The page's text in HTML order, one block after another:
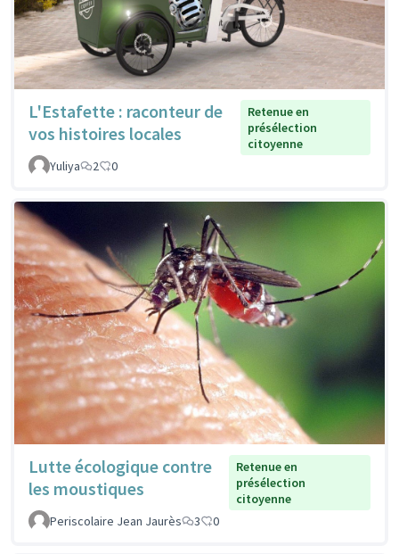
L'Estafette : raconteur de
vos histoires locales
Retenue en
présélection
citoyenne
Yuliya
2 0
Lutte écologique contre
les moustiques
Retenue en
présélection
citoyenne
Periscolaire Jean Jaurès
3 0